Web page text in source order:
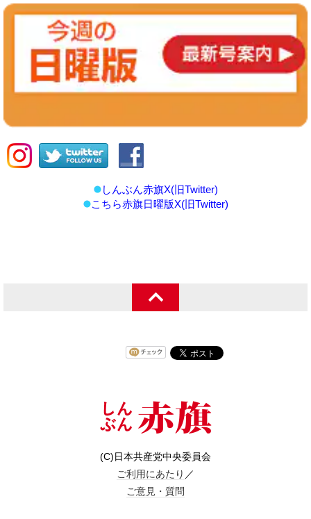
しんぶん赤旗X(旧Twitter)
こちら赤旗日曜版X(旧Twitter)
(C)日本共産党中央委員会
ご利用にあたり ／
ご意見・質問